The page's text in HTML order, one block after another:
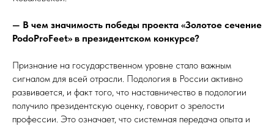
— В чем значимость победы проекта «Золотое сечение
PodoProFeet» в президентском конкурсе?
Признание на государственном уровне стало важным
сигналом для всей отрасли. Подология в России активно
развивается, и факт того, что наставничество в подологии
получило президентскую оценку, говорит о зрелости
профессии. Это означает, что системная передача опыта и